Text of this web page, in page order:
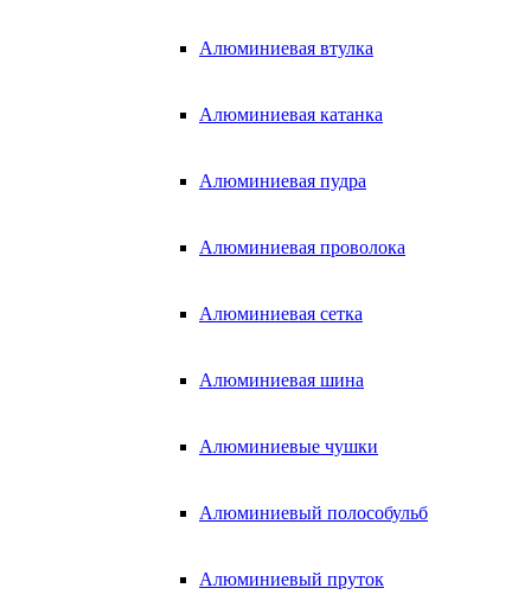
Алюминиевая втулка
Алюминиевая катанка
Алюминиевая пудра
Алюминиевая проволока
Алюминиевая сетка
Алюминиевая шина
Алюминиевые чушки
Алюминиевый полособульб
Алюминиевый пруток